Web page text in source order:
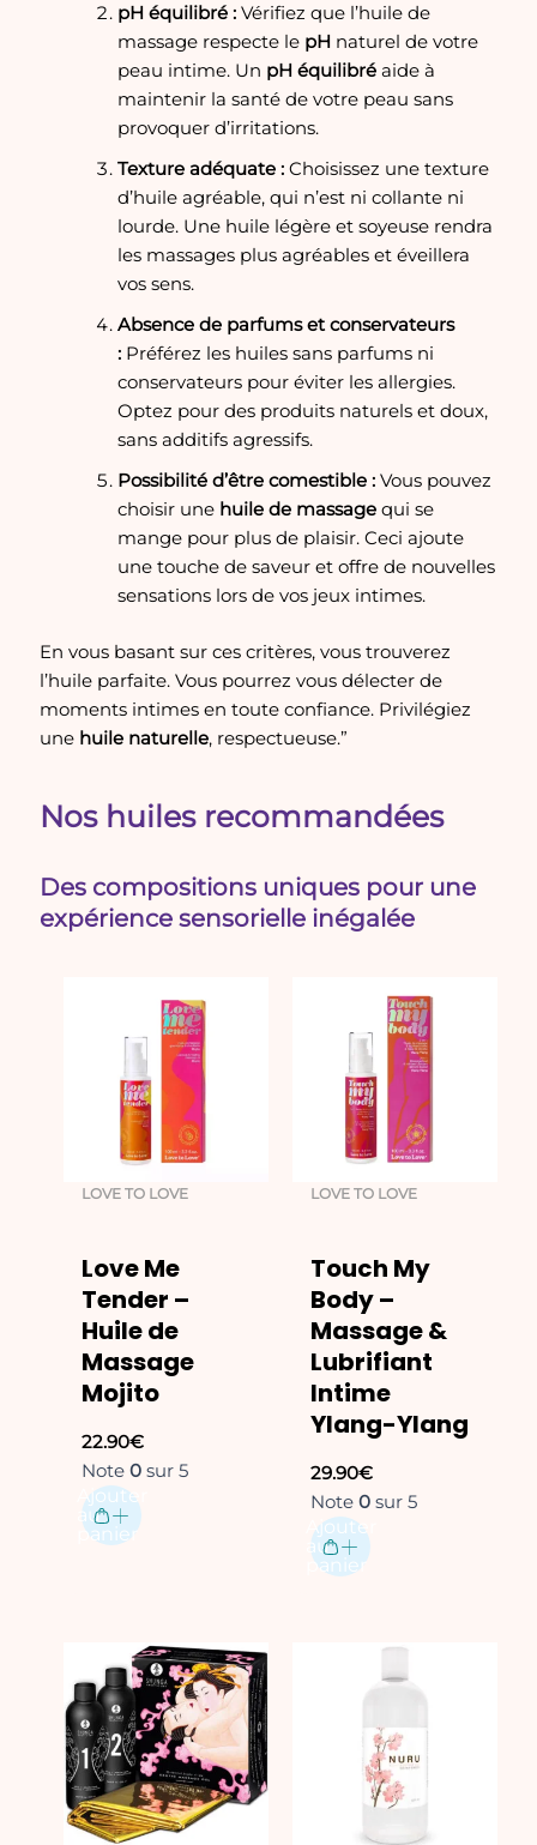
pH équilibré : Vérifiez que l’huile de
massage respecte le pH naturel de votre
peau intime. Un pH équilibré aide à
maintenir la santé de votre peau sans
provoquer d’irritations.
Texture adéquate : Choisissez une texture
d’huile agréable, qui n’est ni collante ni
lourde. Une huile légère et soyeuse rendra
les massages plus agréables et éveillera
vos sens.
Absence de parfums et conservateurs
: Préférez les huiles sans parfums ni
conservateurs pour éviter les allergies.
Optez pour des produits naturels et doux,
sans additifs agressifs.
Possibilité d’être comestible : Vous pouvez
choisir une huile de massage qui se
mange pour plus de plaisir. Ceci ajoute
une touche de saveur et offre de nouvelles
sensations lors de vos jeux intimes.
En vous basant sur ces critères, vous trouverez
l’huile parfaite. Vous pourrez vous délecter de
moments intimes en toute confiance. Privilégiez
une huile naturelle, respectueuse.”
Nos huiles recommandées
Des compositions uniques pour une
expérience sensorielle inégalée
LOVE TO LOVE
Love Me
Tender –
Huile de
Massage
Mojito
22.90€
Note0 sur 5
Ajouter
au
panier
LOVE TO LOVE
Touch My
Body –
Massage &
Lubrifiant
Intime
Ylang-Ylang
29.90€
Note 0 sur 5
Ajouter
au
panier